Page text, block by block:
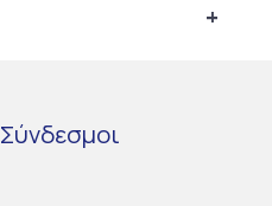
+
Σύνδεσμοι